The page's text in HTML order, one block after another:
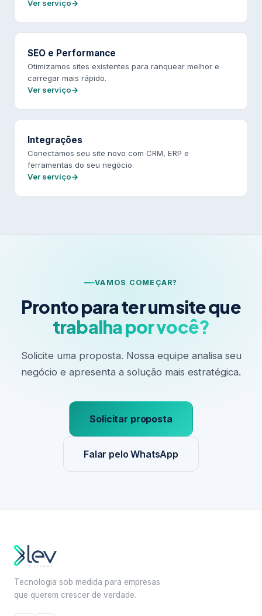
Ver serviço
SEO e Performance
Otimizamos sites existentes para ranquear melhor e
carregar mais rápido.
Ver serviço
Integrações
Conectamos seu site novo com CRM, ERP e
ferramentas do seu negócio.
Ver serviço
VAMOS COMEÇAR?
Pronto para ter um site que
trabalha por você?
Solicite uma proposta. Nossa equipe analisa seu
negócio e apresenta a solução mais estratégica.
Solicitar proposta
Falar pelo WhatsApp
Tecnologia sob medida para empresas
que querem crescer de verdade.